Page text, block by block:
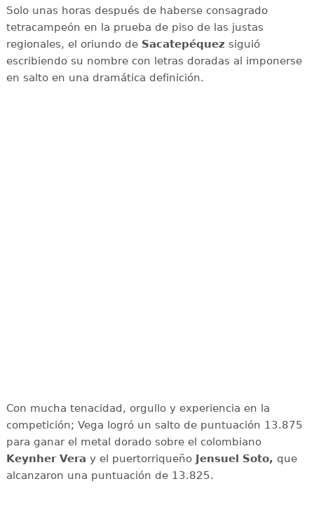
Solo unas horas después de haberse consagrado
tetracampeón en la prueba de piso de las justas
regionales, el oriundo de Sacatepéquez siguió
escribiendo su nombre con letras doradas al imponerse
en salto en una dramática definición.
Con mucha tenacidad, orgullo y experiencia en la
competición; Vega logró un salto de puntuación 13.875
para ganar el metal dorado sobre el colombiano
Keynher Vera y el puertorriqueño Jensuel Soto, que
alcanzaron una puntuación de 13.825.